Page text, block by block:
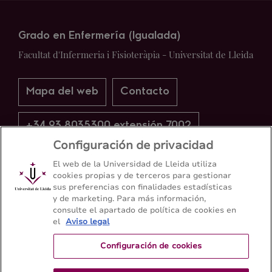
Grado en Enfermería (Igualada)
Facultat d'Infermeria i Fisioteràpia - Universitat de Lleida
Mapa del web Contacto
+34 93 8035300 extensión 7002
Configuración de privacidad
El web de la Universidad de Lleida utiliza
cookies propias y de terceros para gestionar
sus preferencias con finalidades estadísticas
y de marketing. Para más información,
consulte el apartado de política de cookies en
el Aviso legal
Configuración de cookies